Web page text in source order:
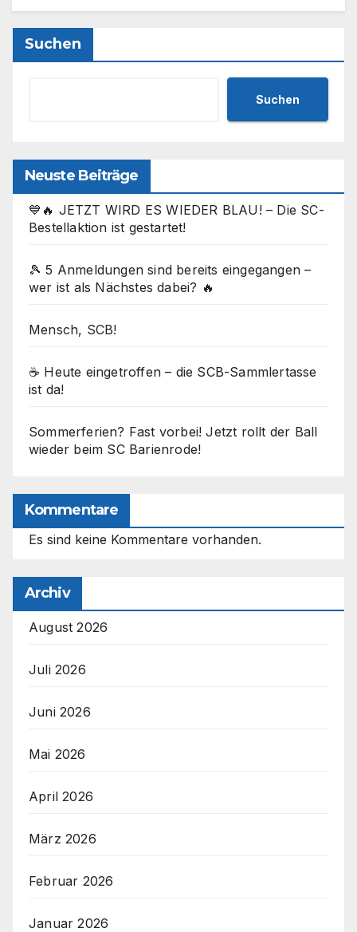
c
e
b
st
d
ail le
Suchen
Suchen
Neuste Beiträge
💙🔥 JETZT WIRD ES WIEDER BLAU! – Die SC-
Bestellaktion ist gestartet!
🎾 5 Anmeldungen sind bereits eingegangen –
wer ist als Nächstes dabei? 🔥
Mensch, SCB!
☕ Heute eingetroffen – die SCB-Sammlertasse
ist da!
Sommerferien? Fast vorbei! Jetzt rollt der Ball
wieder beim SC Barienrode!
Kommentare
Es sind keine Kommentare vorhanden.
Archiv
August 2026
Juli 2026
Juni 2026
Mai 2026
April 2026
März 2026
Februar 2026
Januar 2026